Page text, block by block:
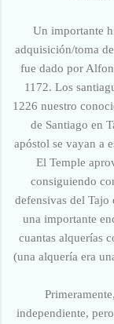
Un importante
adquisición/toma
fue dado por
1172. Los
1226 nuestro
de Santiago en
apóstol se vayan a
El Temple
consiguiendo
defensivas del
una importante
cuantas alquerías
(una alquería era
independiente,